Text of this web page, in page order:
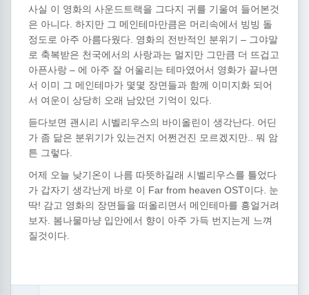
사실 이 영화의 사운드트랙을 그다지 귀를 기울여 들어본것
은 아니다. 하지만 그 메인테마만큼은 머리속에서 빙빙 돌
정도로 아주 아름다웠다. 영화의 전반적인 분위기 – 그야말
로 축복받은 천국에서의 사랑과는 멀지만 그만큼 더 뜨겁고
아픈사랑 – 에 아주 잘 어울리는 테마였어서 영화가 끝나면
서 이미 그 메인테마가 몇몇 장면들과 함께 이미지화 되어
서 여운이 상당히 오래 남았던 기억이 있다.
듣다보면 괜시리 시벨리우스의 바이올린이 생각난다. 어딘
가 좀 닮은 분위기가 있는건지 어쩐건진 모르겠지만.. 뭐 암
튼 그렇다.
어제 오늘 낮기온이 나름 따뜻하길래 시벨리우스를 틀었다
가 갑자기 생각난게 바로 이 Far from heaven OST이다. 눈
딱! 감고 영화의 장면들을 떠올리면서 메인테마를 흥얼거려
보자. 봄나물마냥 입안에서 향이 아주 가득 번지는게 느껴
질것이다.